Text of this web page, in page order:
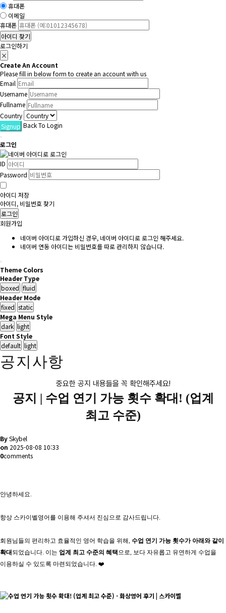
휴대폰
이메일
휴대폰
아이디 찾기
로그인하기
×
Create An Account
Please fill in below form to create an account with us
Email
Username
Fullname
Country
Signup Back To Login
로그인
ID
Password
아이디 저장
아이디, 비밀번호 찾기
로그인
회원가입
네이버 아이디로 가입하신 경우, 네이버 아이디로 로그인 해주세요.
네이버 연동 아이디는 비밀번호를 따로 관리하지 않습니다.
Theme Colors
Header Type
Header Mode
Mega Menu Style
Font Style
공지사항
중요한 공지 내용들을 꼭 확인해주세요!
공지 | 수업 연기 가능 횟수 확대! (업계
최고 수준)
BySkybel
on 2025-08-08 10:33
0comments
안녕하세요.
항상 스카이벨영어 를 이용해 주셔서 진심으로 감사드립니다.
회원님들의 편리하고 효율적인 영어 학습을 위해, 수업 연기 가능 횟수가 아래와 같이
확대 되었습니다. 이는 업계 최고 수준의 혜택 으로, 보다 자유롭고 유연하게 수업을
이용하실 수 있도록 마련되었습니다. ❤️